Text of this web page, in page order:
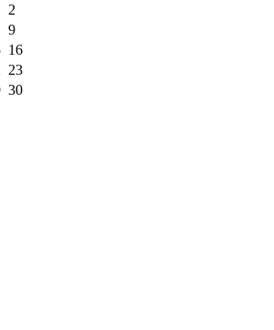
2
9
16
23
30